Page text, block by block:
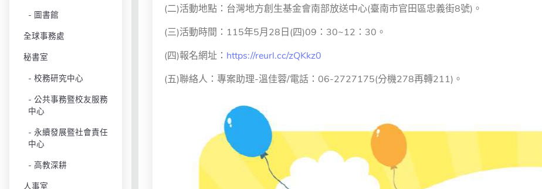
圖書館
全球事務處
秘書室
校務研究中心
公共事務暨校友服務
中心
永續發展暨社會責任
中心
高教深耕
人事室
(二)活動地點：台灣地方創生基金會南部放送中心(臺南市官田區忠義街8號)。
(三)活動時間：115年5月28日(四)09：30~12：30。
(四)報名網址： https://reurl.cc/zQKkz0
(五)聯絡人：專案助理-溫佳蓉/電話：06-2727175(分機278再轉211)。